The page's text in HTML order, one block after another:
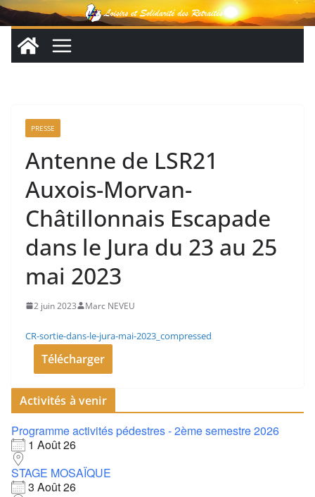
Passer
au
contenu
PRESSE
Antenne de LSR21
Auxois-Morvan-
Châtillonnais Escapade
dans le Jura du 23 au 25
mai 2023
2 juin 2023 Marc NEVEU
CR-sortie-dans-le-jura-mai-2023_compressed
Télécharger
Activités à venir
Programme activités pédestres - 2ème semestre 2026
1 Août 26
STAGE MOSAÏQUE
3 Août 26